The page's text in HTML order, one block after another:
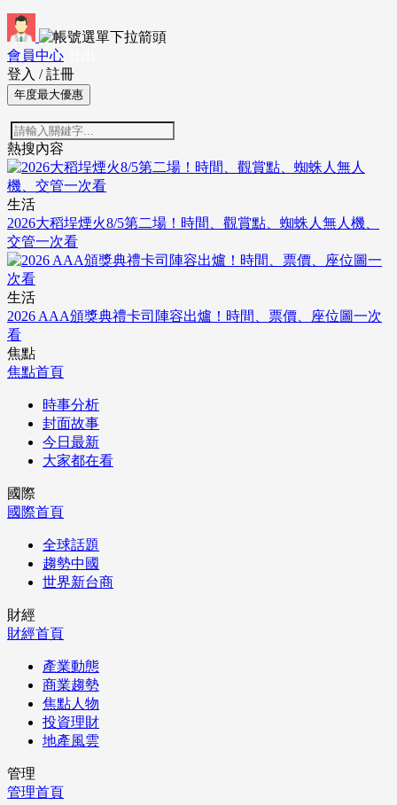
會員中心
登入 / 註冊
年度最大優惠
熱搜內容
生活
2026大稻埕煙火8/5第二場！時間、觀賞點、蜘蛛人無人機、
交管一次看
生活
2026 AAA頒獎典禮卡司陣容出爐！時間、票價、座位圖一次
看
焦點
焦點首頁
時事分析
封面故事
今日最新
大家都在看
國際
國際首頁
全球話題
趨勢中國
世界新台商
財經
財經首頁
產業動態
商業趨勢
焦點人物
投資理財
地產風雲
管理
管理首頁